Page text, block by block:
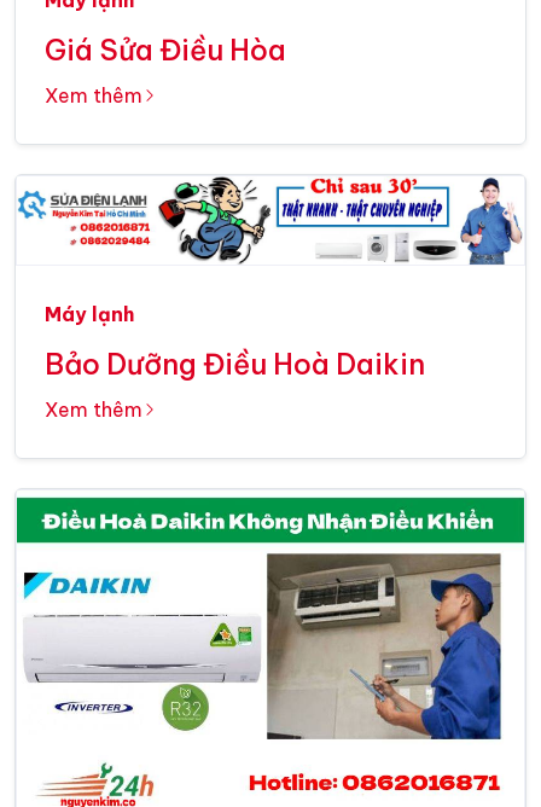
Giá Sửa Điều Hòa
Xem thêm
Máy lạnh
Bảo Dưỡng Điều Hoà Daikin
Xem thêm